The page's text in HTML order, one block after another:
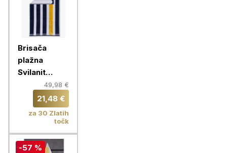
Brisača
plažna
Svilanit
Admiral
100x180 cm,
gold
49,98 €
21,48 €
za 30 Zlatih
točk
-57 %